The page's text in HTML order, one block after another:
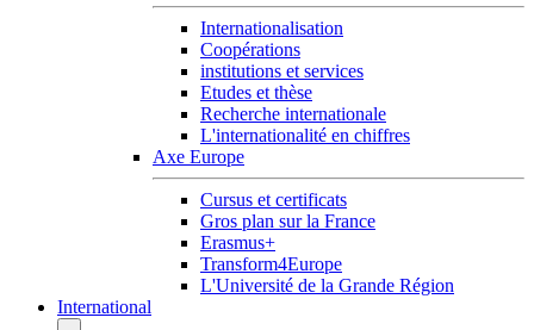
Internationalisation
Coopérations
institutions et services
Etudes et thèse
Recherche internationale
L'internationalité en chiffres
Axe Europe
Cursus et certificats
Gros plan sur la France
Erasmus+
Transform4Europe
L'Université de la Grande Région
International